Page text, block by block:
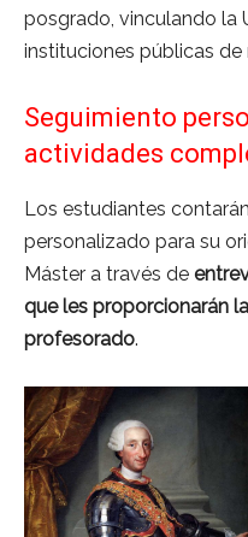
posgrado, vinculando la
instituciones públicas de
Seguimiento
actividades
Los estudiantes
personalizado para su
Máster a través de
que les proporcionarán
profesorado.